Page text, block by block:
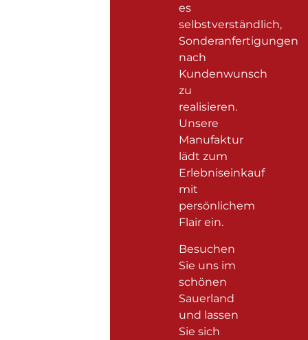
es
selbstverständlich,
Sonderanfertigungen
nach
Kundenwunsch
zu
realisieren.
Unsere
Manufaktur
lädt zum
Erlebniseinkauf
mit
persönlichem
Flair ein.
Besuchen
Sie uns im
schönen
Sauerland
und lassen
Sie sich